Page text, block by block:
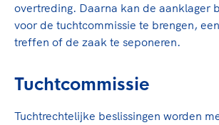
overtreding. Daarna kan de aanklager
voor de tuchtcommissie te brengen,
treffen of de zaak te seponeren.
Tuchtcommissie
Tuchtrechtelijke beslissingen worden